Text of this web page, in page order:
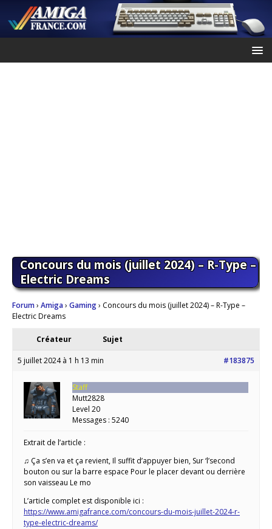
Concours du mois (juillet 2024) – R-Type –
Electric Dreams
Forum› Amiga› Gaming› Concours du mois (juillet 2024) – R-Type –
Electric Dreams
Créateur Sujet
5 juillet 2024 à 1 h 13 min #183875
Staff
Mutt2828
Level 20
Messages : 5240
Extrait de l’article :
♫ Ça s’en va et ça revient, Il suffit d’appuyer bien, Sur ‘l’second
bouton ou sur la barre espace Pour le placer devant ou derrière
son vaisseau Le mo
L’article complet est disponible ici :
https://www.amigafrance.com/concours-du-mois-juillet-2024-r-
type-electric-dreams/